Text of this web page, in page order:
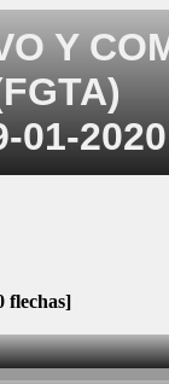
Y
flechas]